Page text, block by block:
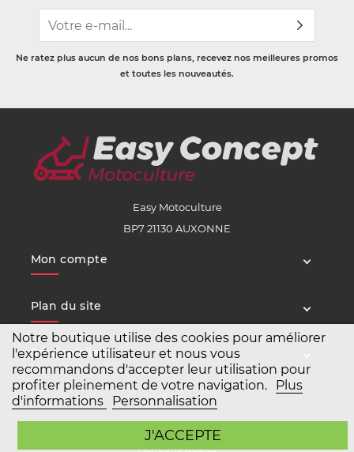
Notre boutique utilise des cookies pour améliorer
l'expérience utilisateur et nous vous
recommandons d'accepter leur utilisation pour
profiter pleinement de votre navigation.
Plus
d'informations
Personnalisation
J'ACCEPTE
Ne ratez plus aucun de nos bons plans, recevez nos meilleures promos
et toutes les nouveautés.
Easy Motoculture
BP7 21130 AUXONNE
Mon compte
Plan du site
Service client
Copyright Easy Motoculture 2026
Mentions légales